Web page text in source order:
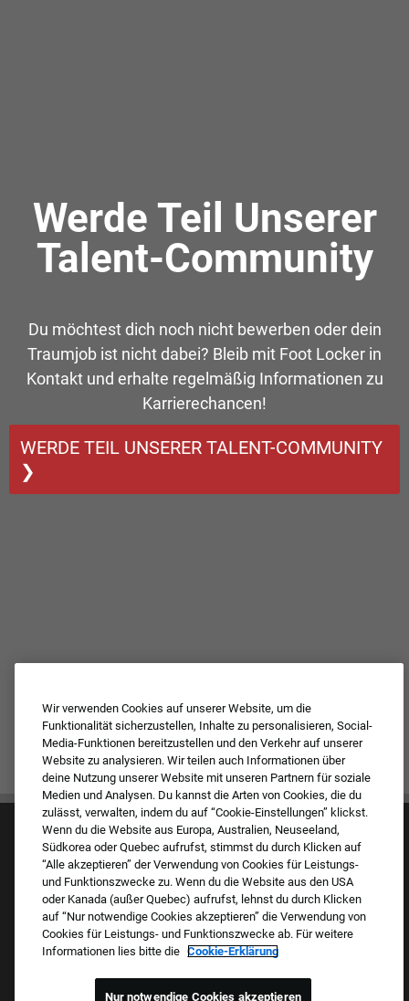
Werde Teil Unserer
Talent-Community
Du möchtest dich noch nicht bewerben oder dein
Traumjob ist nicht dabei? Bleib mit Foot Locker in
Kontakt und erhalte regelmäßig Informationen zu
Karrierechancen!
WERDE TEIL UNSERER TALENT-COMMUNITY
❯
Kultur & Werte
Unsere Marken
Unternehmen
FAQ – Häufig gestellte Fragen
Wir verwenden Cookies auf unserer Website, um die
Funktionalität sicherzustellen, Inhalte zu personalisieren, Social-
Media-Funktionen bereitzustellen und den Verkehr auf unserer
Website zu analysieren. Wir teilen auch Informationen über
deine Nutzung unserer Website mit unseren Partnern für soziale
Medien und Analysen. Du kannst die Arten von Cookies, die du
zulässt, verwalten, indem du auf “Cookie-Einstellungen” klickst.
Wenn du die Website aus Europa, Australien, Neuseeland,
Südkorea oder Quebec aufrufst, stimmst du durch Klicken auf
“Alle akzeptieren” der Verwendung von Cookies für Leistungs-
und Funktionszwecke zu. Wenn du die Website aus den USA
oder Kanada (außer Quebec) aufrufst, lehnst du durch Klicken
auf “Nur notwendige Cookies akzeptieren” die Verwendung von
Cookies für Leistungs- und Funktionszwecke ab. Für weitere
Informationen lies bitte die Cookie-Erklärung
Nur notwendige Cookies akzeptieren